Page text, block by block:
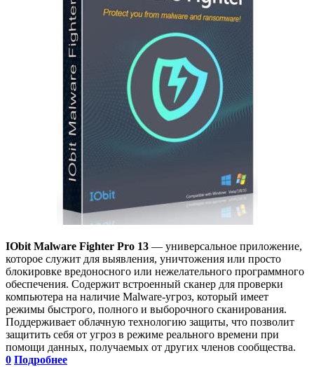
IObit Malware Fighter Pro 13 — универсальное приложение,
которое служит для выявления, уничтожения или просто
блокировке вредоносного или нежелательного программного
обеспечения. Содержит встроенный сканер для проверки
компьютера на наличие Malware-угроз, который имеет
режимы быстрого, полного и выборочного сканирования.
Поддерживает облачную технологию защиты, что позволит
защитить себя от угроз в режиме реального времени при
помощи данных, получаемых от других членов сообщества.
0 Подробнее